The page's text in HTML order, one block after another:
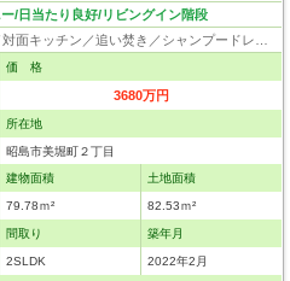
/日当たり良好/リビングイン階段
東京電力／公営水道／都市ガス／下水／対面キッチン／追い焚き／シャンプードレッサー／浴室換気乾燥機／ウォシュレット／システムキッチン／浄水器／床下収納／ウォークインクローゼット／ロフト／フローリング／クローゼット
価 格
3680万円
所在地
昭島市美堀町２丁目
建物面積
79.78ｍ²
土地面積
82.53ｍ²
間取り
2SLDK
築年月
2022年2月